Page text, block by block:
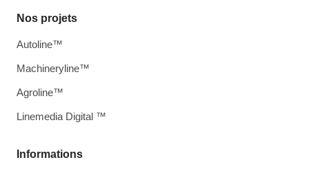
Informations
Nos projets
Autoline™
Machineryline™
Agroline™
Linemedia Digital ™